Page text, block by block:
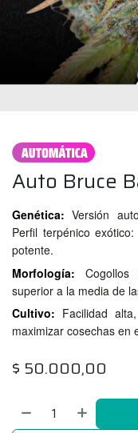
Auto Bruce
Genética: Versión
Perfil terpénico
potente.
Morfología:
superior a la media de
Cultivo: Facilidad
maximizar cosechas en
$ 50.000,00